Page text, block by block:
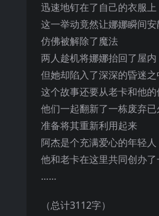
迅速地钉在了自己的衣服上
这一举动竟然让娜娜瞬间
仿佛被解除了魔法
两人趁机将娜娜抬回了屋内
但她却陷入了深深的昏迷之
这个故事还要从老卡和他
他们一起翻新了一栋废弃
准备将其重新利用起来
阿杰是个充满爱心的年轻人
他和老卡在这里共同创办
……
（总计3112字）